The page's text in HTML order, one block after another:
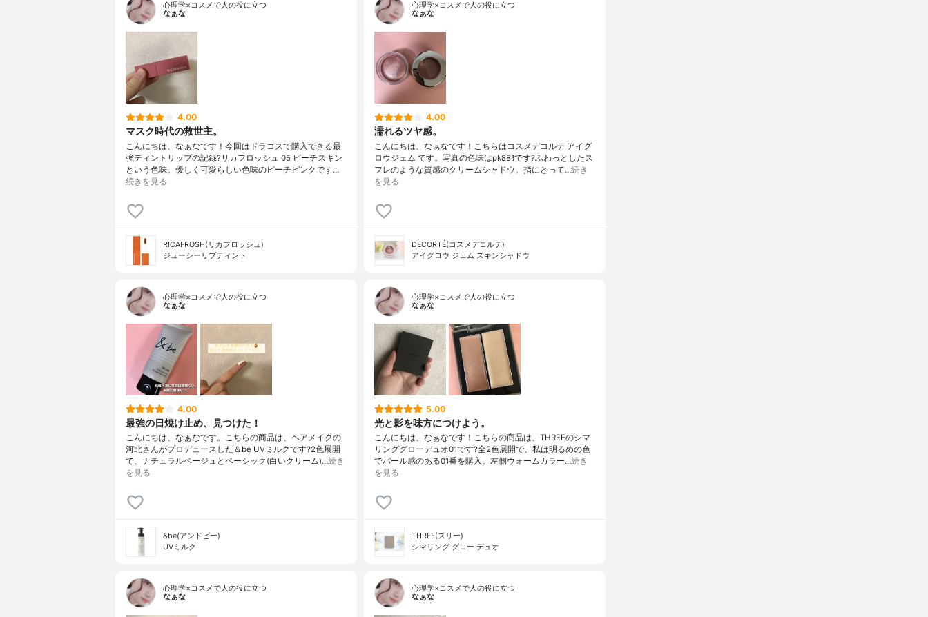
心理学×コスメで人の役に立つ
なぁな
4.00
マスク時代の救世主。
こんにちは、なぁなです！今回はドラコスで購入できる最
強ティントリップの記録?リカフロッシュ 05 ピーチスキン
という色味。優しく可愛らしい色味のピーチピンクです…
続きを見る
RICAFROSH(リカフロッシュ)
ジューシーリブティント
心理学×コスメで人の役に立つ
なぁな
4.00
濡れるツヤ感。
こんにちは、なぁなです！こちらはコスメデコルテ アイグ
ロウジェム です。写真の色味はpk881です?ふわっとしたス
フレのような質感のクリームシャドウ。指にとって…続き
を見る
DECORTÉ(コスメデコルテ)
アイグロウ ジェム スキンシャドウ
心理学×コスメで人の役に立つ
なぁな
4.00
最強の日焼け止め、見つけた！
こんにちは、なぁなです。こちらの商品は、ヘアメイクの
河北さんがプロデュースした＆be UVミルクです?2色展開
で、ナチュラルベージュとベーシック(白いクリーム)…続き
を見る
&be(アンドビー)
UVミルク
心理学×コスメで人の役に立つ
なぁな
5.00
光と影を味方につけよう。
こんにちは、なぁなです！こちらの商品は、THREEのシマ
リンググローデュオ01です?全2色展開で、私は明るめの色
でパール感のある01番を購入。左側ウォームカラー…続き
を見る
THREE(スリー)
シマリング グロー デュオ
心理学×コスメで人の役に立つ
なぁな
心理学×コスメで人の役に立つ
なぁな